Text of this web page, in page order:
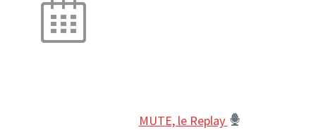
MUTE, le Replay